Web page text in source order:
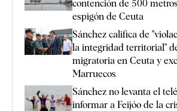
contención de 500
espigón de Ceuta
Sánchez califica de
la integridad territorial"
migratoria en Ceuta y
Marruecos
Sánchez no levanta el
informar a Feijóo de la